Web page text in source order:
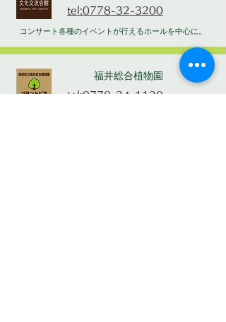
tel:0778-32-3200
コンサート各種のイベントが行えるホールを中心に。
福井総合植物園
tel:0778-34-1120